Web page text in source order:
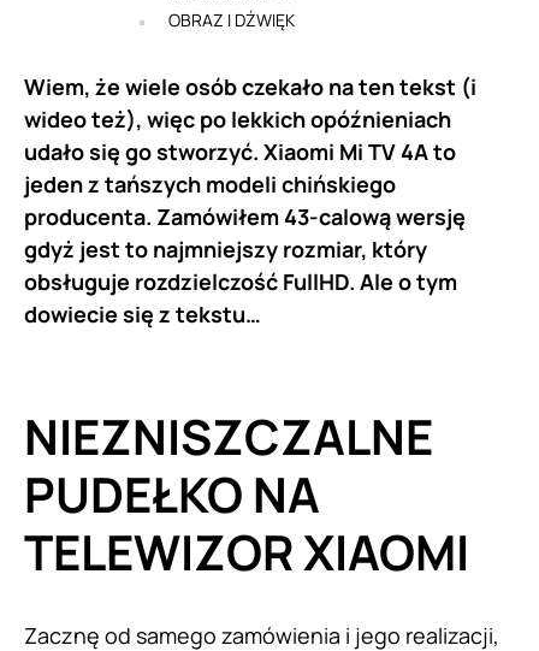
OBRAZ I DŹWIĘK
Wiem, że wiele osób czekało na ten tekst (i
wideo też), więc po lekkich opóźnieniach
udało się go stworzyć. Xiaomi Mi TV 4A to
jeden z tańszych modeli chińskiego
producenta. Zamówiłem 43-calową wersję
gdyż jest to najmniejszy rozmiar, który
obsługuje rozdzielczość FullHD. Ale o tym
dowiecie się z tekstu…
NIEZNISZCZALNE
PUDEŁKO NA
TELEWIZORXIAOMI
Zacznę od samego zamówienia i jego realizacji,